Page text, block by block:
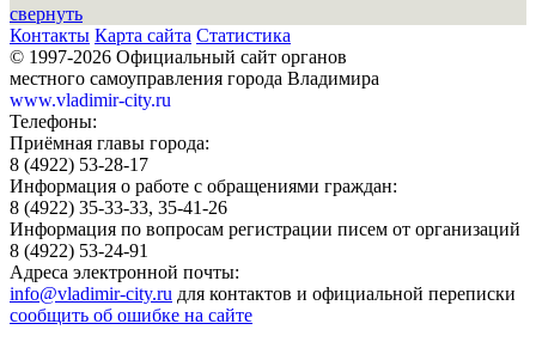
свернуть
Контакты Карта сайта Статистика
© 1997-2026 Официальный сайт органов
местного самоуправления города Владимира
www.vladimir-city.ru
Телефоны:
Приёмная главы города:
8 (4922) 53-28-17
Информация о работе с обращениями граждан:
8 (4922) 35-33-33, 35-41-26
Информация по вопросам регистрации писем от организаций
8 (4922) 53-24-91
Адреса электронной почты:
info@vladimir-city.ru для контактов и официальной переписки
сообщить об ошибке на сайте